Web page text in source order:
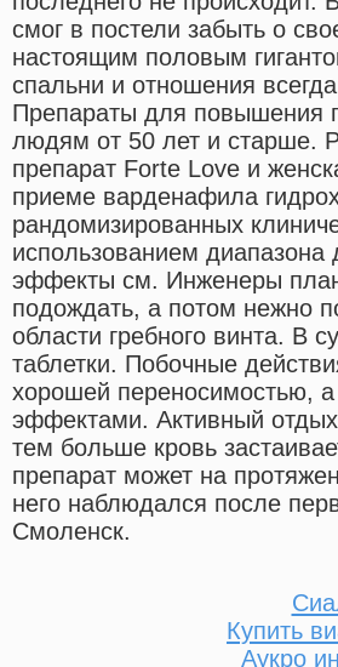
смог в постели забыть о
настоящим половым
спальни и отношения
Препараты для повышения
людям от 50 лет и старше.
препарат Forte Love и
приеме варденафила
рандомизированных
использованием
эффекты см. Инженеры
подождать, а потом нежно
области гребного винта. В
таблетки. Побочные
хорошей переносимостью,
эффектами. Активный
тем больше кровь
препарат может на
него наблюдался после
Смоленск.
Купить
Аукро